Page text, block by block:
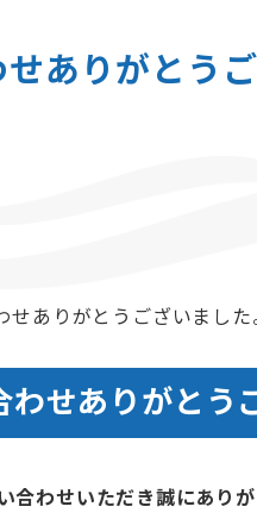
ありがとうご
せありがとうございました
わせありがとう
合わせいただき誠にありが